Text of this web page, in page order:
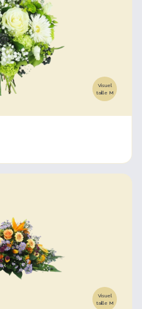
Visuel
taille M
Visuel
taille M